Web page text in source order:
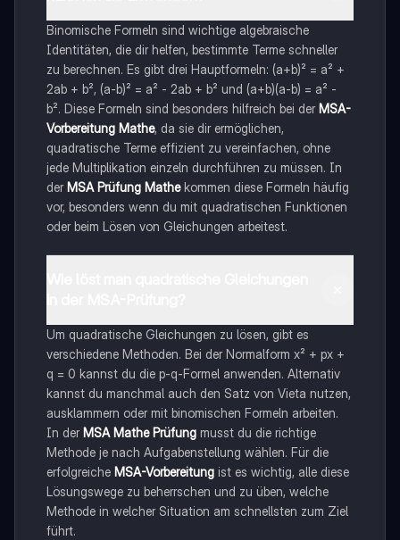
Binomische Formeln sind wichtige algebraische
Identitäten, die dir helfen, bestimmte Terme schneller
zu berechnen. Es gibt drei Hauptformeln: (a+b)² = a² +
2ab + b², (a-b)² = a² - 2ab + b² und (a+b)(a-b) = a² -
b². Diese Formeln sind besonders hilfreich bei der MSA-
Vorbereitung Mathe, da sie dir ermöglichen,
quadratische Terme effizient zu vereinfachen, ohne
jede Multiplikation einzeln durchführen zu müssen. In
der MSA Prüfung Mathekommen diese Formeln häufig
vor, besonders wenn du mit quadratischen Funktionen
oder beim Lösen von Gleichungen arbeitest.
Um quadratische Gleichungen zu lösen, gibt es
verschiedene Methoden. Bei der Normalform x² + px +
q = 0 kannst du die p-q-Formel anwenden. Alternativ
kannst du manchmal auch den Satz von Vieta nutzen,
ausklammern oder mit binomischen Formeln arbeiten.
In der MSA Mathe Prüfungmusst du die richtige
Methode je nach Aufgabenstellung wählen. Für die
erfolgreiche MSA-Vorbereitungist es wichtig, alle diese
Lösungswege zu beherrschen und zu üben, welche
Methode in welcher Situation am schnellsten zum Ziel
führt.